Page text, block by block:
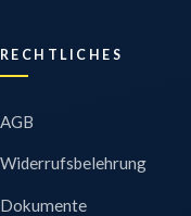
RECHTLICHES
AGB
Widerrufsbelehrung
Dokumente